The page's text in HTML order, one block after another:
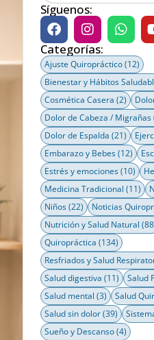
Síguenos:
Categorías:
Ajuste Quiropráctico(12)
Bienestar y Hábitos
Cosmética Casera (2)
Dolor de Cabeza / Migrañas
Dolor de Espalda (21)
Embarazo y Bebes(12)
Estrés y emociones(10)
Medicina Tradicional (11)
Niños(22) Noticias
Nutrición y Salud Natural
Quiropráctica (134)
Resfriados y Salud
Salud digestiva (11) Salud
Salud mental (3) Salud
Salud sin dolor(39)
Sueño y Descanso(4)